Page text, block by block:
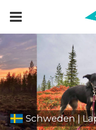
Schweden |